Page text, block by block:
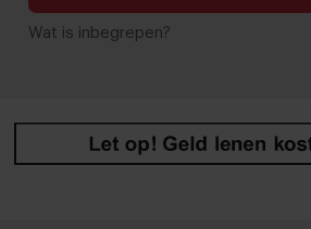
Wat is inbegrepen?